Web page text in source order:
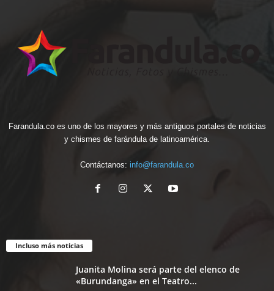
Farandula.co es uno de los mayores y más antiguos portales de noticias
y chismes de farándula de latinoamérica.
Contáctanos: info@farandula.co
Incluso más noticias
Juanita Molina será parte del elenco de
«Burundanga» en el Teatro...